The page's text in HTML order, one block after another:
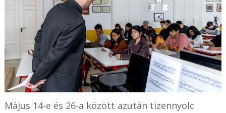
Május 14-e és 26-a között azután tizennyolc